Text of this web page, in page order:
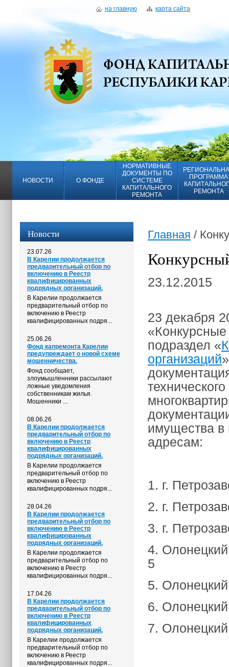
на главную карта сайта
НОВОСТИ О ФОНДЕ
НОРМАТИВНЫЕ
ДОКУМЕНТЫ ПО
СИСТЕМЕ
КАПИТАЛЬНОГО
РЕМОНТА
ПРОГРАММА
РЕМОНТА
Новости
23.07.26
В Карелии продолжается
предварительный отбор по
включению в Реестр
квалифицированных
подрядных организаций.
В Карелии продолжается
предварительный отбор по
включению в Реестр
квалифицированных подря...
25.06.26
Фонд капремонта Карелии
предупреждает о новой схеме
мошенничества.
Фонд сообщает,
злоумышленники рассылают
ложные уведомления
собственникам жилья.
Мошенники ...
08.06.26
В Карелии продолжается
предварительный отбор по
включению в Реестр
квалифицированных
подрядных организаций.
В Карелии продолжается
предварительный отбор по
включению в Реестр
квалифицированных подря...
28.04.26
В Карелии продолжается
предварительный отбор по
включению в Реестр
квалифицированных
подрядных организаций.
В Карелии продолжается
предварительный отбор по
включению в Реестр
квалифицированных подря...
17.04.26
В Карелии продолжается
предварительный отбор по
включению в Реестр
квалифицированных
подрядных организаций.
В Карелии продолжается
предварительный отбор по
включению в Реестр
квалифицированных подря...
Главная /
23.12.2015
23 декабря
подраздел «
организаций
имущества в
адресам:
1. г.
2. г.
3. г.
4.
5
5.
6.
7.